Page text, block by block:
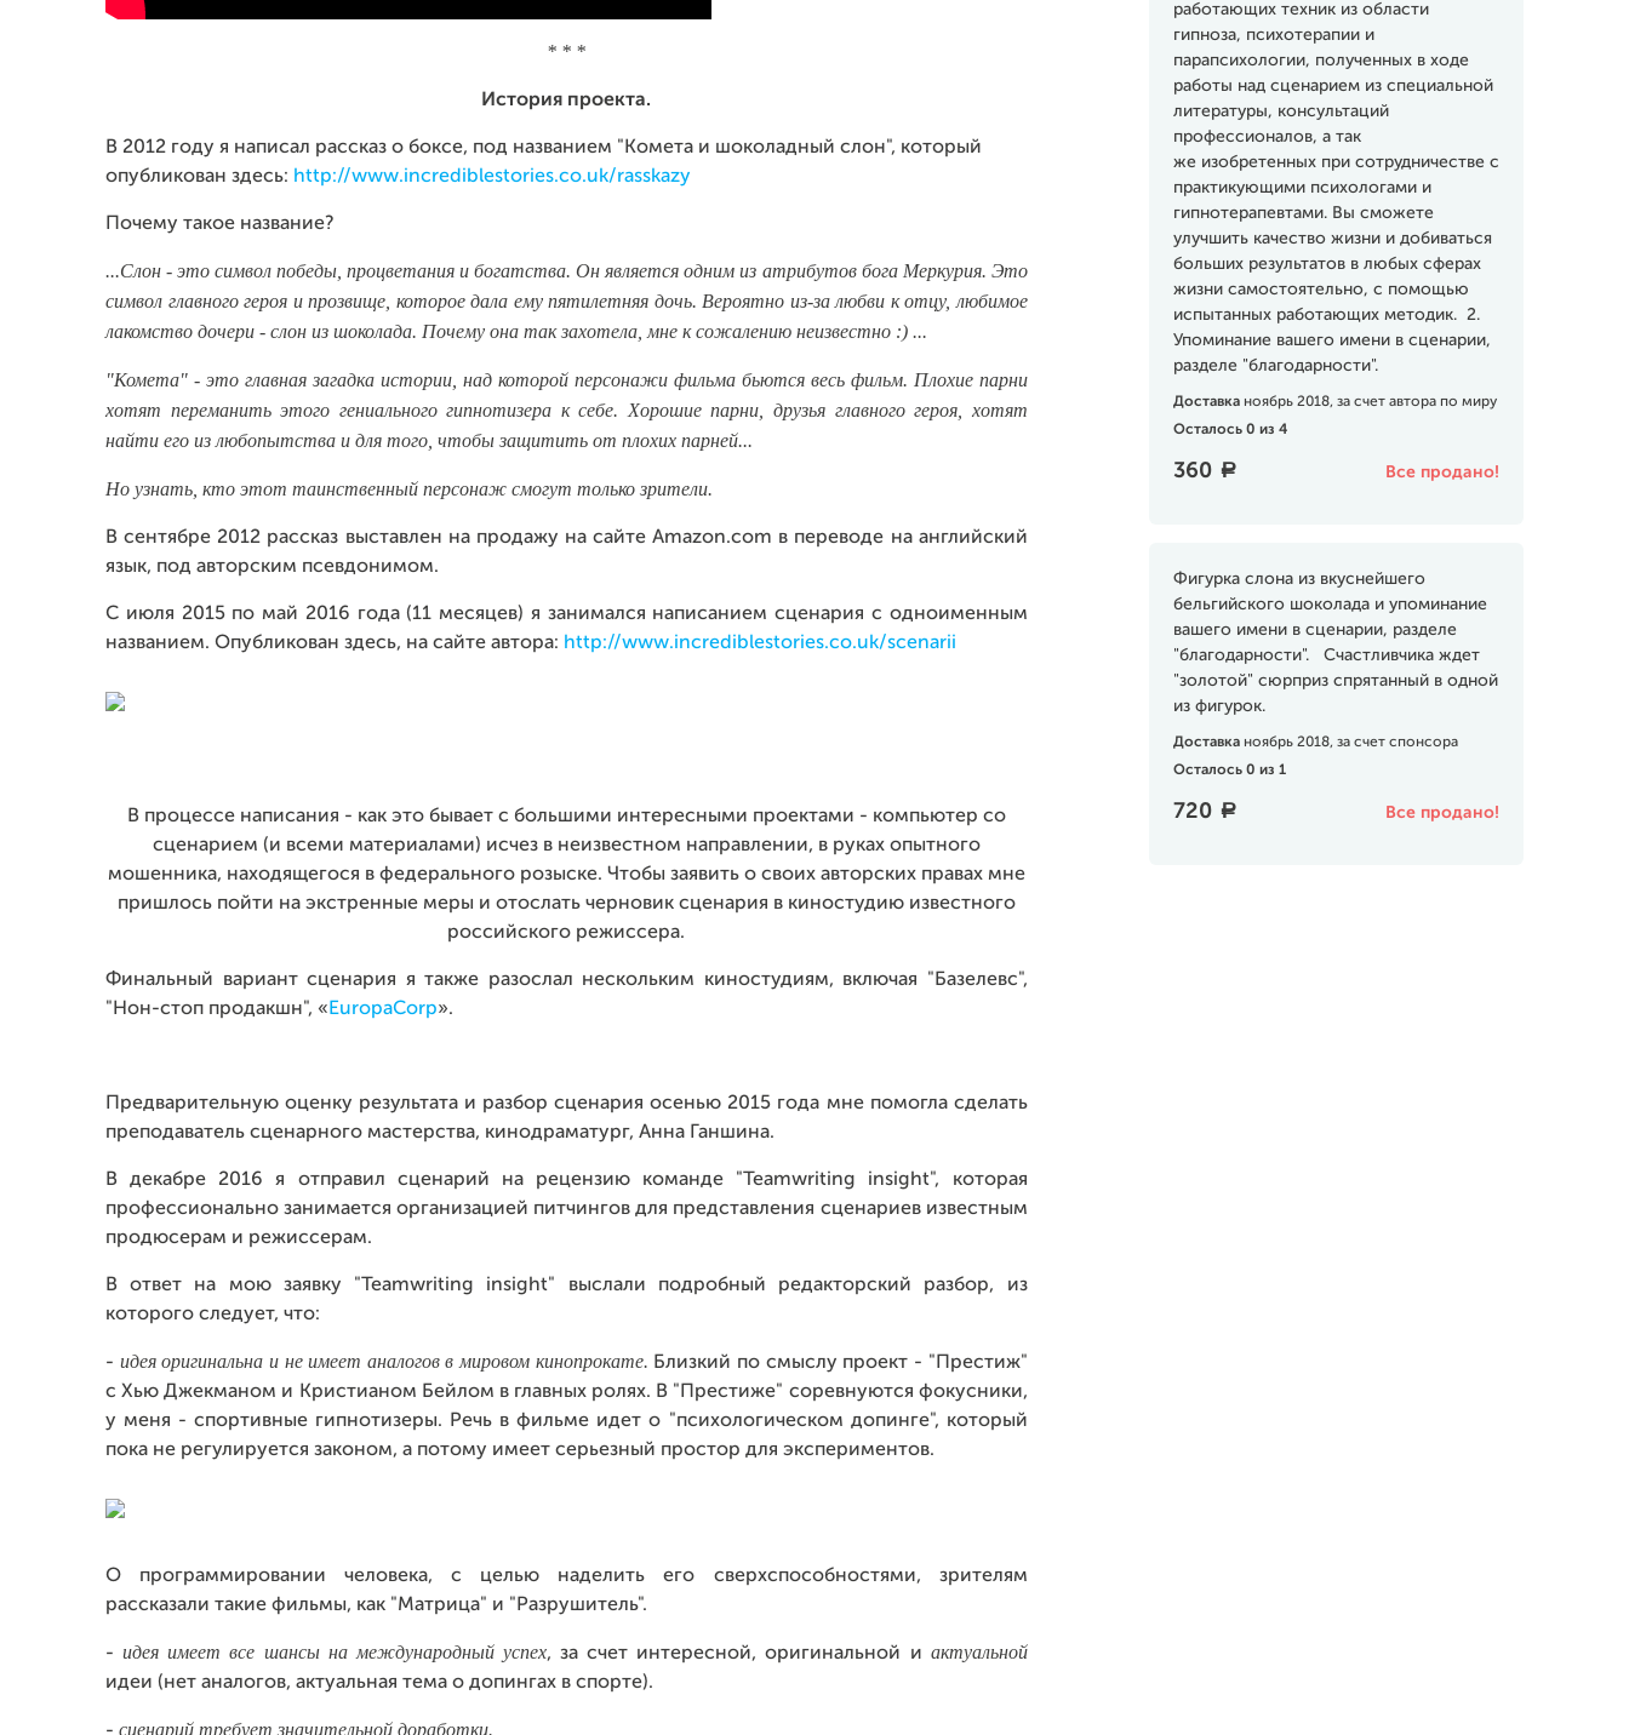
работающих техник из области
гипноза, психотерапии и
парапсихологии, полученных в ходе
работы над сценарием из специальной
литературы, консультаций
профессионалов, а так
же изобретенных при сотрудничестве с
практикующими психологами и
гипнотерапевтами. Вы сможете
улучшить качество жизни и добиваться
больших результатов в любых сферах
жизни самостоятельно, с помощью
испытанных работающих методик. 2.
Упоминание вашего имени в сценарии,
разделе "благодарности".
Доставка ноябрь 2018, за счет автора по миру
Осталось 0 из 4
360 a Все продано!
Фигурка слона из вкуснейшего
бельгийского шоколада и упоминание
вашего имени в сценарии, разделе
"благодарности". Счастливчика ждет
"золотой" сюрприз спрятанный в одной
из фигурок.
Доставка ноябрь 2018, за счет спонсора
Осталось 0 из 1
720 a Все продано!
* * *
История проекта.
В 2012 году я написал рассказ о боксе, под названием "Комета и шоколадный слон", который
опубликован здесь: http://www.incrediblestories.co.uk/rasskazy
Почему такое название?
...Слон - это символ победы, процветания и богатства. Он является одним из атрибутов бога Меркурия. Это
символ главного героя и прозвище, которое дала ему пятилетняя дочь. Вероятно из-за любви к отцу, любимое
лакомство дочери - слон из шоколада. Почему она так захотела, мне к сожалению неизвестно :) ...
"Комета" - это главная загадка истории, над которой персонажи фильма бьются весь фильм. Плохие парни
хотят переманить этого гениального гипнотизера к себе. Хорошие парни, друзья главного героя, хотят
найти его из любопытства и для того, чтобы защитить от плохих парней...
Но узнать, кто этот таинственный персонаж смогут только зрители.
В сентябре 2012 рассказ выставлен на продажу на сайте Amazon.com в переводе на английский
язык, под авторским псевдонимом.
С июля 2015 по май 2016 года (11 месяцев) я занимался написанием сценария с одноименным
названием. Опубликован здесь, на сайте автора: http://www.incrediblestories.co.uk/scenarii
В процессе написания - как это бывает с большими интересными проектами - компьютер со
сценарием (и всеми материалами) исчез в неизвестном направлении, в руках опытного
мошенника, находящегося в федерального розыске. Чтобы заявить о своих авторских правах мне
пришлось пойти на экстренные меры и отослать черновик сценария в киностудию известного
российского режиссера.
Финальный вариант сценария я также разослал нескольким киностудиям, включая "Базелевс",
"Нон-стоп продакшн", « EuropaCorp».
Предварительную оценку результата и разбор сценария осенью 2015 года мне помогла сделать
преподаватель сценарного мастерства, кинодраматург, Анна Ганшина.
В декабре 2016 я отправил сценарий на рецензию команде "Teamwriting insight", которая
профессионально занимается организацией питчингов для представления сценариев известным
продюсерам и режиссерам.
В ответ на мою заявку "Teamwriting insight" выслали подробный редакторский разбор, из
которого следует, что:
- идея оригинальна и не имеет аналогов в мировом кинопрокате. Близкий по смыслу проект - "Престиж"
с Хью Джекманом и Кристианом Бейлом в главных ролях. В "Престиже" соревнуются фокусники,
у меня - спортивные гипнотизеры. Речь в фильме идет о "психологическом допинге", который
пока не регулируется законом, а потому имеет серьезный простор для экспериментов.
О программировании человека, с целью наделить его сверхспособностями, зрителям
рассказали такие фильмы, как "Матрица" и "Разрушитель".
-идея имеет все шансы на международный успех, за счет интересной, оригинальной и актуальной
идеи (нет аналогов, актуальная тема о допингах в спорте).
сценарий требует значительной доработки.